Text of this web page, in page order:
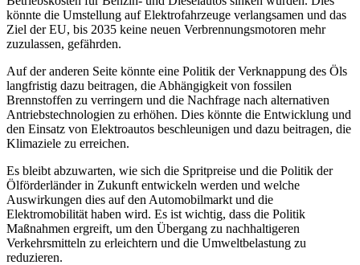
könnte die Umstellung auf Elektrofahrzeuge verlangsamen und das
Ziel der EU, bis 2035 keine neuen Verbrennungsmotoren mehr
zuzulassen, gefährden.
Auf der anderen Seite könnte eine Politik der Verknappung des Öls
langfristig dazu beitragen, die Abhängigkeit von fossilen
Brennstoffen zu verringern und die Nachfrage nach alternativen
Antriebstechnologien zu erhöhen. Dies könnte die Entwicklung und
den Einsatz von Elektroautos beschleunigen und dazu beitragen, die
Klimaziele zu erreichen.
Es bleibt abzuwarten, wie sich die Spritpreise und die Politik der
Ölförderländer in Zukunft entwickeln werden und welche
Auswirkungen dies auf den Automobilmarkt und die
Elektromobilität haben wird. Es ist wichtig, dass die Politik
Maßnahmen ergreift, um den Übergang zu nachhaltigeren
Verkehrsmitteln zu erleichtern und die Umweltbelastung zu
reduzieren.